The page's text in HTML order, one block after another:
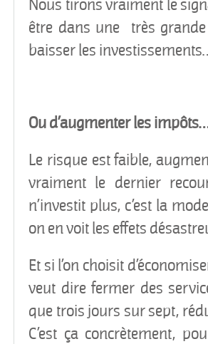
Nous tirons vraiment le
être dans une très
baisser les
Ou d’augmenter les impôts…
Le risque est faible,
vraiment le dernier
n’investit plus, c’est la
on en voit les effets
Et si l’on choisit
veut dire fermer des
que trois jours sur sept,
C’est ça concrètement,